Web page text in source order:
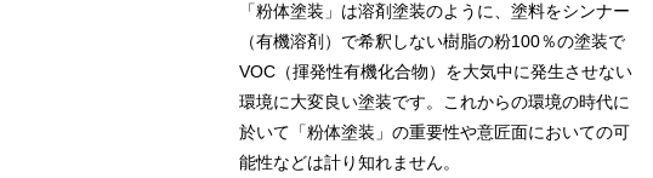
「粉体塗装」は溶剤塗装のように、塗料をシンナー
（有機溶剤）で希釈しない樹脂の粉100％の塗装で
VOC（揮発性有機化合物）を大気中に発生させない
環境に大変良い塗装です。これからの環境の時代に
於いて「粉体塗装」の重要性や意匠面においての可
能性などは計り知れません。